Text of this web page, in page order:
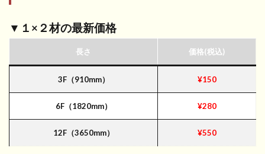
▼１×２材の最新価格
長さ 価格(税込)
3F（910mm） ¥150
6F（1820mm） ¥280
12F（3650mm） ¥550